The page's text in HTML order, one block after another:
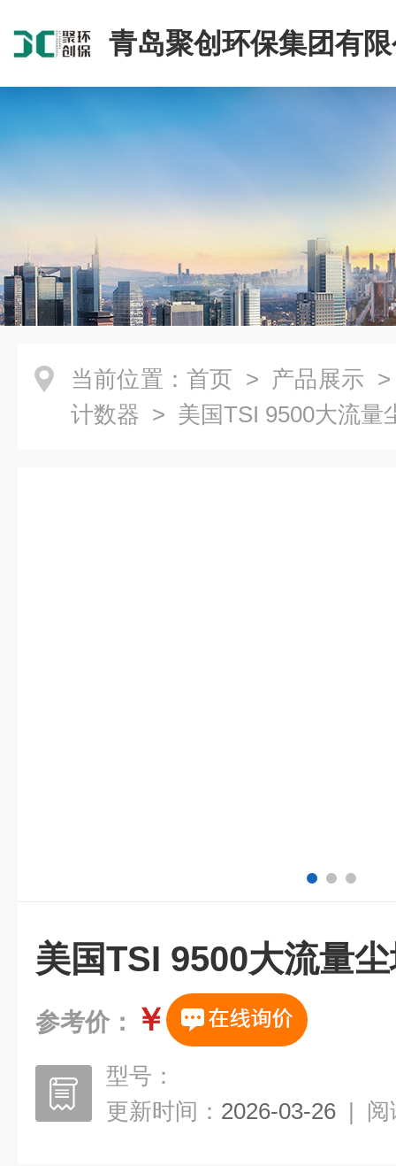
青岛聚创环保集团有
当前位置： 首页 > 产品展示
计数器 > 美国TSI 9500大流量
美国TSI 9500大流量
参考价： ￥
型号：
更新时间： 2026-03-26 | 阅